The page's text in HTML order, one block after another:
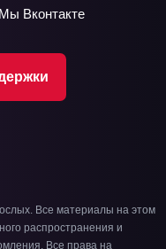
Мы Вконтакте
Все материалы на этом
распространения и
Все права на